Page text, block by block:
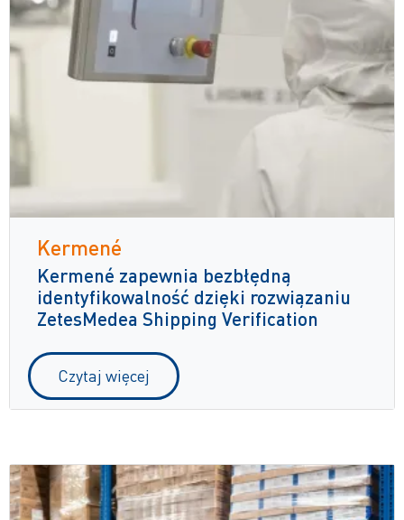
Kermené
Kermené zapewnia bezbłędną
identyfikowalność dzięki rozwiązaniu
ZetesMedea Shipping Verification
Czytaj więcej